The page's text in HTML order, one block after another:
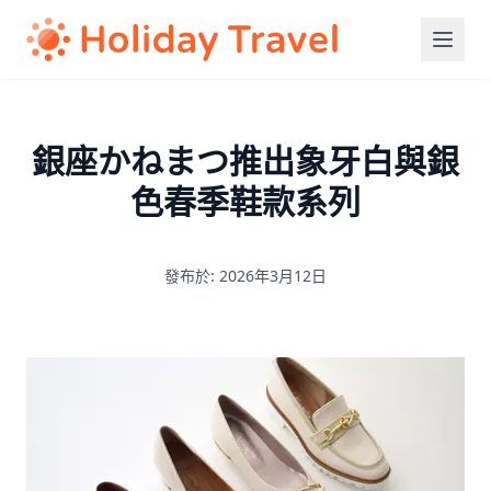
銀座かねまつ推出象牙白與銀
色春季鞋款系列
發布於: 2026年3月12日